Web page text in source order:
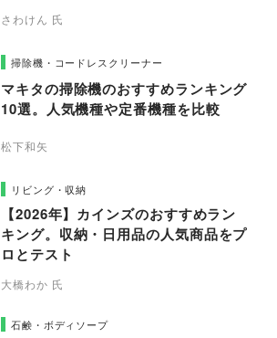
さわけん 氏
掃除機・コードレスクリーナー
マキタの掃除機のおすすめランキング
10選。人気機種や定番機種を比較
松下和矢
リビング・収納
【2026年】カインズのおすすめラン
キング。収納・日用品の人気商品をプ
ロとテスト
大橋わか 氏
石鹸・ボディソープ